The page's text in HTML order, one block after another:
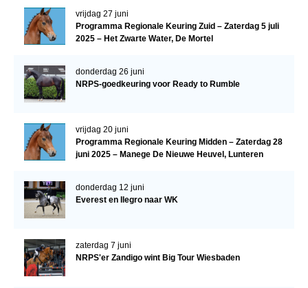
vrijdag 27 juni
Programma Regionale Keuring Zuid – Zaterdag 5 juli
2025 – Het Zwarte Water, De Mortel
donderdag 26 juni
NRPS-goedkeuring voor Ready to Rumble
vrijdag 20 juni
Programma Regionale Keuring Midden – Zaterdag 28
juni 2025 – Manege De Nieuwe Heuvel, Lunteren
donderdag 12 juni
Everest en Ilegro naar WK
zaterdag 7 juni
NRPS'er Zandigo wint Big Tour Wiesbaden